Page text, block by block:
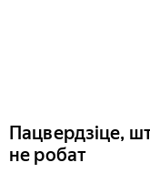
Пацвердзіце,
не робат